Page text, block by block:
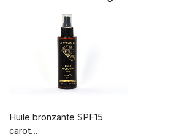
Huile bronzante SPF15
carot...